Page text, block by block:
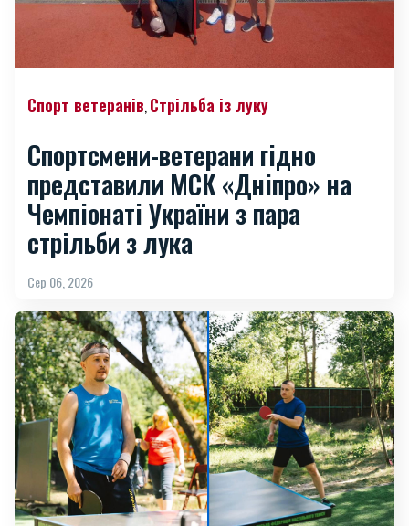
Спорт ветеранів Стрільба із луку
Спортсмени-ветерани гідно
представили МСК «Дніпро» на
Чемпіонаті України з пара
стрільби з лука
Сер 06, 2026